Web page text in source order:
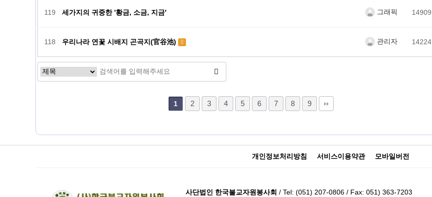
119 세가지의 귀중한 '황금, 소금, 지금' 그래픽 14909
118 우리나라 연꽃 시배지 곤곡지(官谷池) 관리자 14224
1 2 3 4 5 6 7 8 9
개인정보처리방침 서비스이용약관 모바일버전
사단법인 한국불교자원봉사회 / Tel: (051) 207-0806 / Fax: 051) 363-7203